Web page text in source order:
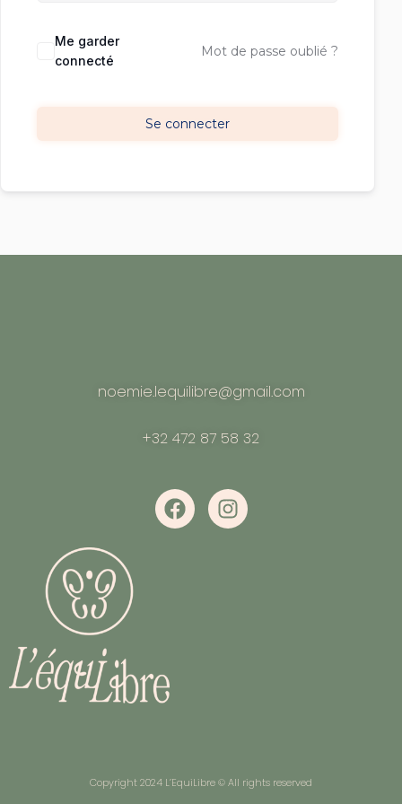
Me garder
connecté
Mot de passe oublié ?
Se connecter
noemie.lequilibre@gmail.com
+32 472 87 58 32
Copyright 2024 L’EquiLibre © All rights reserved